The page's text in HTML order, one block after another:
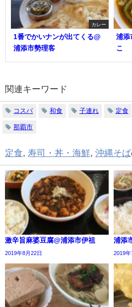
カレー
1番でかいナンが出てくる@
浦添市勢理客
浦添
こ
関連キーワード
コスパ 和食 子連れ 定食
那覇市
定食, 寿司・丼・海鮮, 沖縄そば
激辛旨麻婆豆腐@浦添市伊祖
2019年8月22日
浦添
2019年